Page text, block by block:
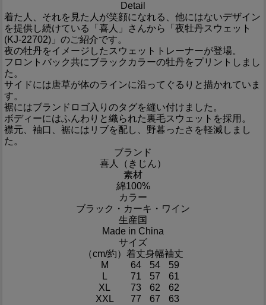
Detail
着た人、それを見た人が笑顔になれる、他にはないデザイン
を提供し続けている「喜人」さんから「夜牡丹スウェット
(KJ-22702)」のご紹介です。
夜の牡丹をイメージしたスウェットトレーナーが登場。
フロントバック共にブラックカラーの牡丹をプリントしまし
た。
サイドには唐草が体のラインに沿ってぐるりと描かれていま
す。
裾にはブランドロゴ入りのタグを縫い付けました。
ボディーにはふんわりと織られた裏毛スウェットを採用。
襟元、袖口、裾にはリブを配し、野暮ったさを軽減しまし
た。
ブランド
喜人（きじん）
素材
綿100%
カラー
ブラック・カーキ・ワイン
生産国
Made in China
サイズ
（cm/約） 着丈身幅袖丈
M
64 54
59
L
71 57
61
XL
73 62
62
XXL
77 67 63